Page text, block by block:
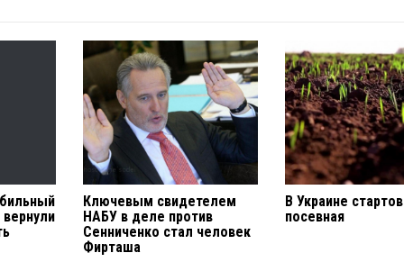
Ключевым свидетелем
НАБУ в деле против
Сенниченко стал человек
Фирташа
В Украине
посевная